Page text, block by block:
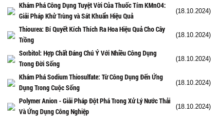
Khám Phá Công Dụng Tuyệt Vời Của Thuốc Tím KMnO4:
Giải Pháp Khử Trùng và Sát Khuẩn Hiệu Quả
(18.10.2024)
Thiourea: Bí Quyết Kích Thích Ra Hoa Hiệu Quả Cho Cây
Trồng
(18.10.2024)
Sorbitol: Hợp Chất Đáng Chú Ý Với Nhiều Công Dụng
Trong Đời Sống
(18.10.2024)
Khám Phá Sodium Thiosulfate: Từ Công Dụng Đến Ứng
Dụng Trong Cuộc Sống
(18.10.2024)
Polymer Anion - Giải Pháp Đột Phá Trong Xử Lý Nước Thải
Và Ứng Dụng Công Nghiệp
(18.10.2024)